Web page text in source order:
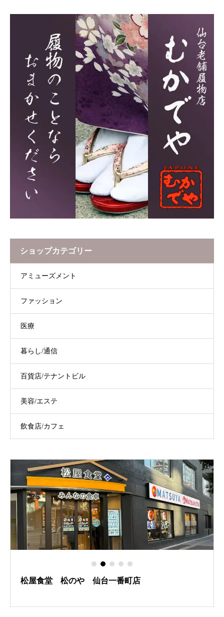
ショップカテゴリー
アミューズメント
ファッション
医療
暮らし/通信
百貨店/テナントビル
美容/エステ
飲食店/カフェ
松屋食堂 松のや 仙台一番町店